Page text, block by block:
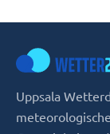
Uppsala